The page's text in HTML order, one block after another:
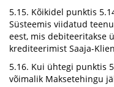
5.15. Kõikidel punktis
Süsteemis viidatud
eest, mis debiteeritakse
krediteerimist Saaja-
5.16. Kui ühtegi punktis
võimalik Maksetehingu